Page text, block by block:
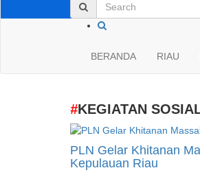
BERANDA RIAU
#KEGIATAN
PLN Gelar Khitanan
Kepulauan Riau